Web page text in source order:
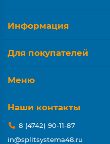
Информация
Для покупателей
Меню
Наши контакты
8 (4742) 90-11-87
in@splitsystema48.ru